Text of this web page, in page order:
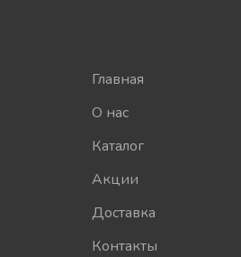
Главная
О нас
Каталог
Акции
Доставка
Контакты